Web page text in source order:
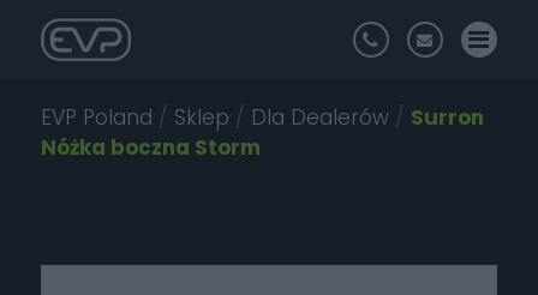
EVP Poland / Sklep / Dla Dealerów / Surron
Nóżka boczna Storm